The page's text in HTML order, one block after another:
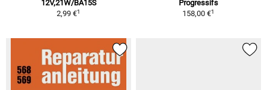
12V,21W/BA15S
2,99 €1
Progressifs
158,00 €1